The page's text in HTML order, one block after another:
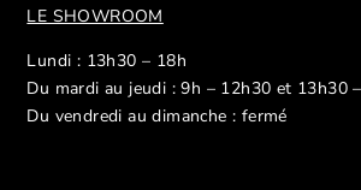
LE SHOWROOM
Lundi : 13h30 – 18h
Du mardi au jeudi : 9h – 12h30 et 13h30
Du vendredi au dimanche : fermé